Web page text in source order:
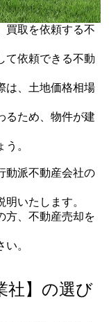
買取を依頼する不
て依頼できる不動
は、土地価格相場
るため、物件が建
。
動派不動産会社の
いたします。
方、不動産売却を
。
社】の選び